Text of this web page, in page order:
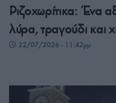
Ριζοχωρίτικα: Ένα
λύρα, τραγούδι και
22/07/2026 - 11:42μμ